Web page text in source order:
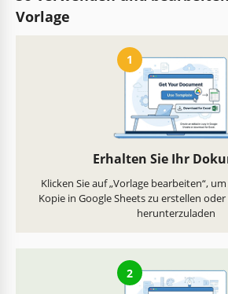
Vorlage
1
Erhalten Sie Ihr
Klicken Sie auf „Vorlage bearbeiten“,
Kopie in Google Sheets zu erstellen
herunterzuladen
2